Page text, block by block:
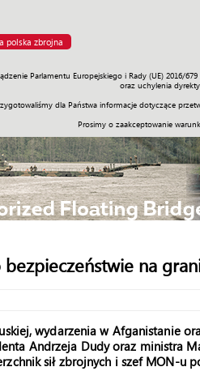
polska zbrojna
Parlamentu Europejskiego i Rady (UE)
oraz uchylenia
dla Państwa informacje dotyczące
Prosimy o zaakceptowanie
Polityka Prawo Świat
na
wydarzenia w Afganistanie
Andrzeja Dudy oraz ministra
sił zbrojnych i szef MON-u